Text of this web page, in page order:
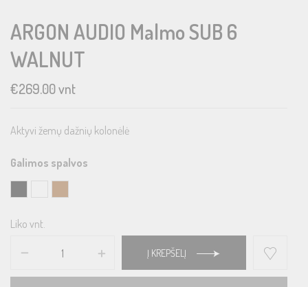
ARGON AUDIO Malmo SUB 6
WALNUT
€269.00vnt
Aktyvi žemų dažnių kolonėlė
Galimos spalvos
Liko vnt.
Į KREPŠELĮ